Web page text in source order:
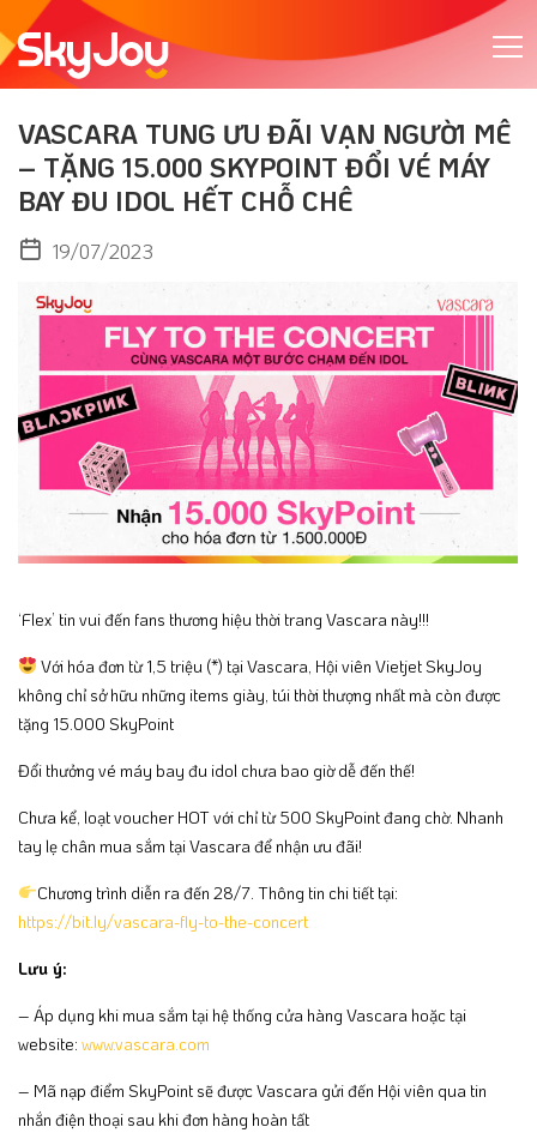
VASCARA TUNG ƯU ĐÃI VẠN NGƯỜI MÊ
– TẶNG 15.000 SKYPOINT ĐỔI VÉ MÁY
BAY ĐU IDOL HẾT CHỖ CHÊ
19/07/2023
‘Flex’ tin vui đến fans thương hiệu thời trang Vascara này!!!
Với hóa đơn từ 1,5 triệu (*) tại Vascara, Hội viên Vietjet SkyJoy
không chỉ sở hữu những items giày, túi thời thượng nhất mà còn được
tặng 15.000 SkyPoint
Đổi thưởng vé máy bay đu idol chưa bao giờ dễ đến thế!
Chưa kể, loạt voucher HOT với chỉ từ 500 SkyPoint đang chờ. Nhanh
tay lẹ chân mua sắm tại Vascara để nhận ưu đãi!
Chương trình diễn ra đến 28/7. Thông tin chi tiết tại:
https://bit.ly/vascara-fly-to-the-concert
Lưu ý:
– Áp dụng khi mua sắm tại hệ thống cửa hàng Vascara hoặc tại
website: www.vascara.com
– Mã nạp điểm SkyPoint sẽ được Vascara gửi đến Hội viên qua tin
nhắn điện thoại sau khi đơn hàng hoàn tất